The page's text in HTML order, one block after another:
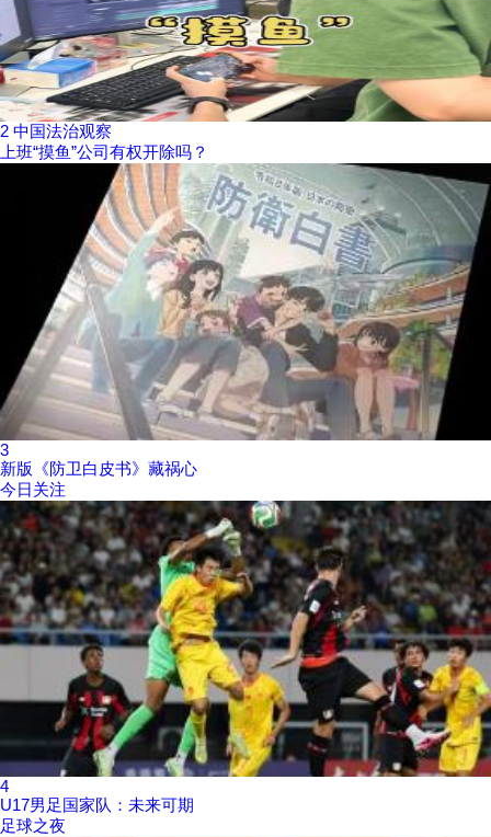
2 中国法治观察
上班“摸鱼”公司有权开除吗？
3
新版《防卫白皮书》藏祸心
今日关注
4
U17男足国家队：未来可期
足球之夜